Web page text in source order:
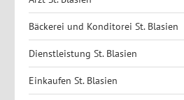
Bäckerei und Konditorei St. Blasien
Dienstleistung St. Blasien
Einkaufen St. Blasien